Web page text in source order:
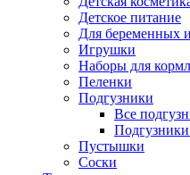
Детское питание
Для беременных
Игрушки
Наборы для
Пеленки
Подгузники
Все
Пустышки
Соски